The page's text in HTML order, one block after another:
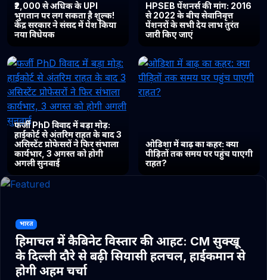
₹2,000 से अधिक के UPI
भुगतान पर लग सकता है शुल्क!
केंद्र सरकार ने संसद में पेश किया
नया विधेयक
HPSEB पेंशनर्स की मांग: 2016
से 2022 के बीच सेवानिवृत्त
पेंशनरों के सभी देय लाभ तुरंत
जारी किए जाएं
फर्जी PhD विवाद में बड़ा मोड़:
हाईकोर्ट से अंतरिम राहत के बाद 3
असिस्टेंट प्रोफेसरों ने फिर संभाला
कार्यभार, 3 अगस्त को होगी
अगली सुनवाई
ओडिशा में बाढ़ का कहर: क्या
पीड़ितों तक समय पर पहुंच पाएगी
राहत?
भारत
हिमाचल में कैबिनेट विस्तार की आहट: CM सुक्खू
के दिल्ली दौरे से बढ़ी सियासी हलचल, हाईकमान से
होगी अहम चर्चा